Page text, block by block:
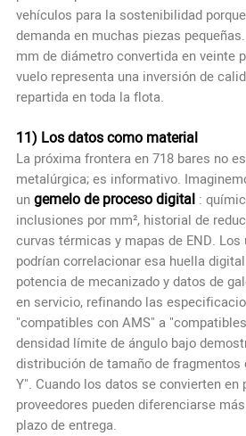
vehículos para la sostenibilidad
demanda en muchas piezas
mm de diámetro convertida en veinte
vuelo representa una inversión de
repartida en toda la flota.
11) Los datos como material
La próxima frontera en 718 bares no
metalúrgica; es informativo.
ungemelo de proceso digital :
inclusiones por mm², historial de
curvas térmicas y mapas de END.
podrían correlacionar esa huella
potencia de mecanizado y datos de
en servicio, refinando las
"compatibles con AMS" a
densidad límite de ángulo bajo
distribución de tamaño de fragmentos
Y". Cuando los datos se convierten en
proveedores pueden diferenciarse
plazo de entrega.